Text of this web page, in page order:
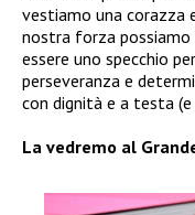
vestiamo una
nostra forza possiamo
essere uno specchio
perseveranza e
con dignità e a testa
La vedremo al